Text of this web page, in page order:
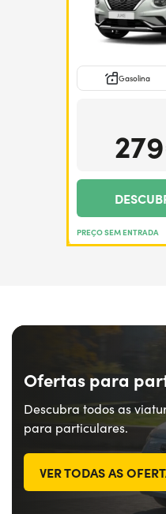
Gasolina
PREÇO SEM ENTRADA
Ofertas para
Descubra todos as
para particulares.
VER TODAS AS